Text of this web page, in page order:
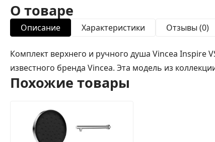
О товаре
Описание Характеристики Отзывы (0)
Комплект верхнего и ручного душа Vincea Inspire
известного бренда Vincea. Эта модель из
Похожие товары